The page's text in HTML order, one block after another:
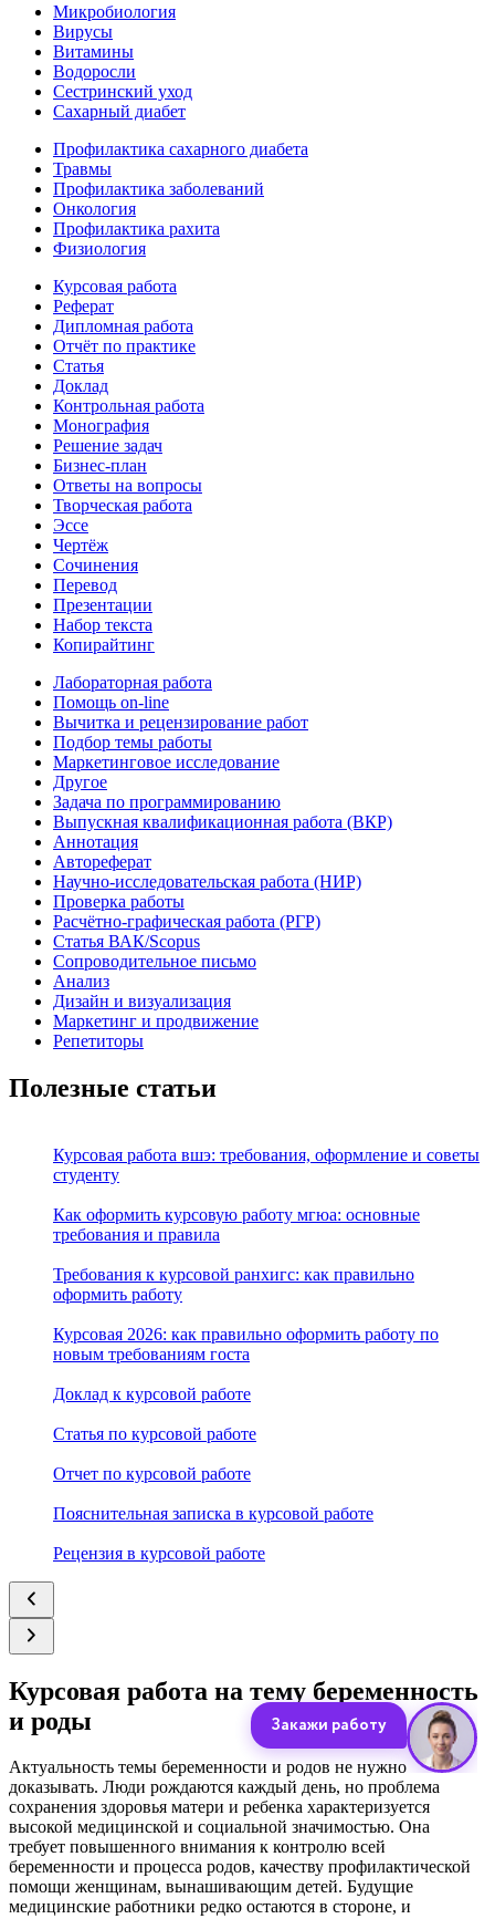
Микробиология
Вирусы
Витамины
Водоросли
Сестринский уход
Сахарный диабет
Профилактика сахарного диабета
Травмы
Профилактика заболеваний
Онкология
Профилактика рахита
Физиология
Курсовая работа
Реферат
Дипломная работа
Отчёт по практике
Статья
Доклад
Контрольная работа
Монография
Решение задач
Бизнес-план
Ответы на вопросы
Творческая работа
Эссе
Чертёж
Сочинения
Перевод
Презентации
Набор текста
Копирайтинг
Лабораторная работа
Помощь on-line
Вычитка и рецензирование работ
Подбор темы работы
Маркетинговое исследование
Другое
Задача по программированию
Выпускная квалификационная работа (ВКР)
Аннотация
Автореферат
Научно-исследовательская работа (НИР)
Проверка работы
Расчётно-графическая работа (РГР)
Статья ВАК/Scopus
Сопроводительное письмо
Анализ
Дизайн и визуализация
Маркетинг и продвижение
Репетиторы
Полезные статьи
Курсовая работа вшэ: требования, оформление и советы
студенту
Как оформить курсовую работу мгюа: основные
требования и правила
Требования к курсовой ранхигс: как правильно
оформить работу
Курсовая 2026: как правильно оформить работу по
новым требованиям госта
Доклад к курсовой работе
Статья по курсовой работе
Отчет по курсовой работе
Пояснительная записка в курсовой работе
Рецензия в курсовой работе
Курсовая работа на тему беременность
и роды
Актуальность темы беременности и родов не нужно
доказывать. Люди рождаются каждый день, но проблема
сохранения здоровья матери и ребенка характеризуется
высокой медицинской и социальной значимостью. Она
требует повышенного внимания к контролю всей
беременности и процесса родов, качеству профилактической
помощи женщинам, вынашивающим детей. Будущие
медицинские работники редко остаются в стороне, и